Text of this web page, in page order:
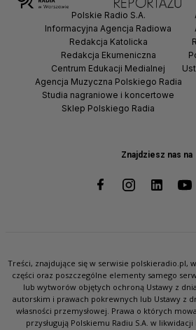
Znajdziesz nas na
Polskie Radio S.A.
Informacyjna Agencja Radiowa
Redakcja Katolicka
Redakcja Ekumeniczna
Centrum Edukacji Medialnej
Agencja Muzyczna Polskiego Radia
Studia nagraniowe i koncertowe
Sklep Polskiego Radia
Treści, znajdujące się w serwisie polskieradio.pl,
części oraz poszczególne elementy samego
lub wytworów objętych ochroną Ustawy z
autorskim i prawach pokrewnych lub Ustawy z
własności przemysłowej. Prawa o których
przysługują Polskiemu Radiu S.A. w